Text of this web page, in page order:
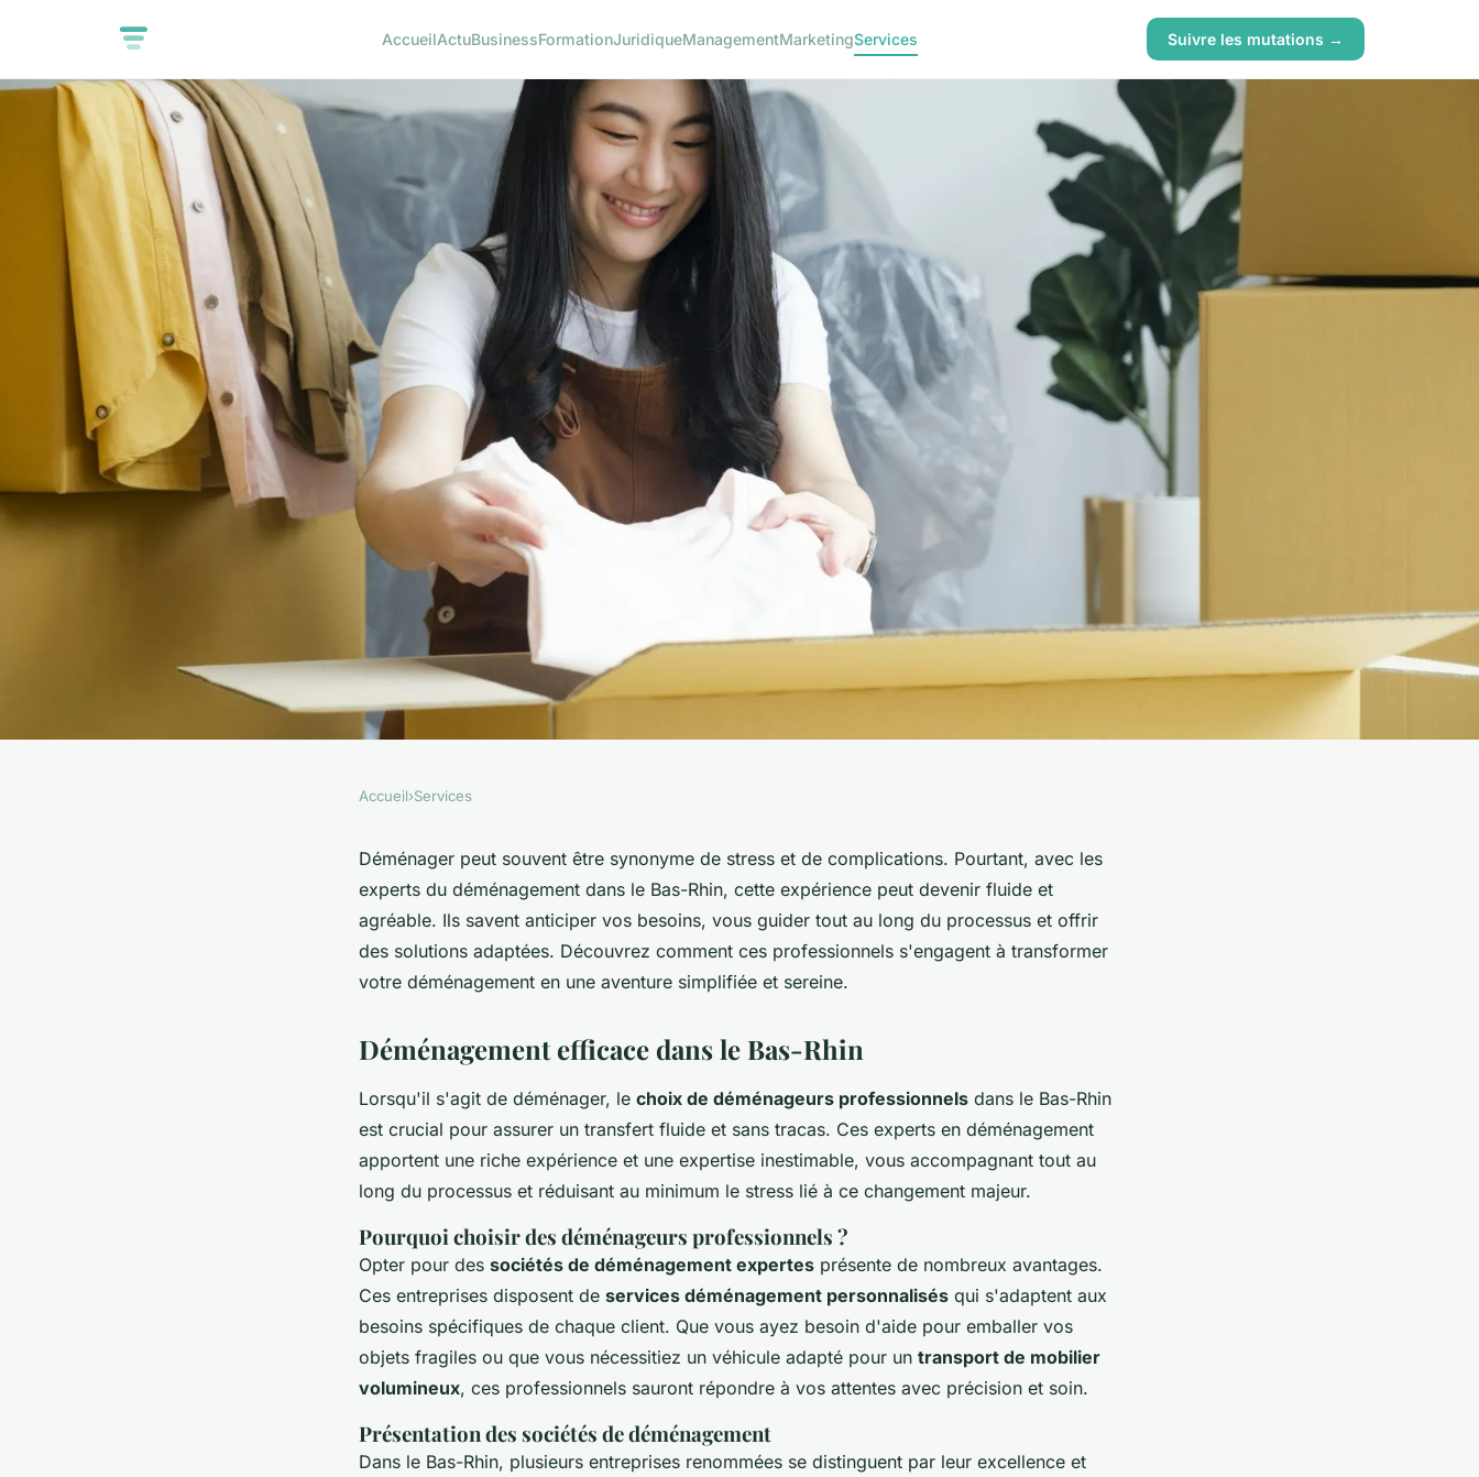
AccueilActuBusinessFormationJuridiqueManagementMarketingServices Suivre les mutations →
Votre déménagement facile avec les
spécialistes du déménagement dans le
Accueil›Services
Déménager peut souvent être synonyme de stress et de complications. Pourtant, avec les
experts du déménagement dans le Bas-Rhin, cette expérience peut devenir fluide et
agréable. Ils savent anticiper vos besoins, vous guider tout au long du processus et offrir
des solutions adaptées. Découvrez comment ces professionnels s'engagent à transformer
votre déménagement en une aventure simplifiée et sereine.
Déménagement efficace dans le Bas-Rhin
Lorsqu'il s'agit de déménager, le choix de déménageurs professionnels dans le Bas-Rhin
est crucial pour assurer un transfert fluide et sans tracas. Ces experts en déménagement
apportent une riche expérience et une expertise inestimable, vous accompagnant tout au
long du processus et réduisant au minimum le stress lié à ce changement majeur.
Pourquoi choisir des déménageurs professionnels ?
Opter pour des sociétés de déménagement expertes présente de nombreux avantages.
Ces entreprises disposent de services déménagement personnalisés qui s'adaptent aux
besoins spécifiques de chaque client. Que vous ayez besoin d'aide pour emballer vos
objets fragiles ou que vous nécessitiez un véhicule adapté pour un transport de mobilier
volumineux, ces professionnels sauront répondre à vos attentes avec précision et soin.
Présentation des sociétés de déménagement
Dans le Bas-Rhin, plusieurs entreprises renommées se distinguent par leur excellence et